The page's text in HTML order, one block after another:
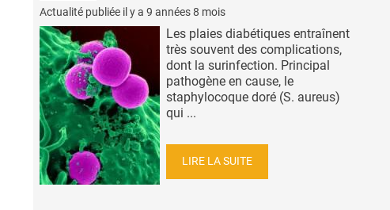
Actualité publiée il y a 9 années 8 mois
Les plaies diabétiques entraînent
très souvent des complications,
dont la surinfection. Principal
pathogène en cause, le
staphylocoque doré (S. aureus)
qui ...
LIRE LA SUITE